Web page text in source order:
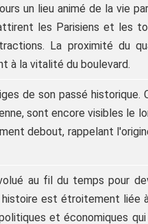
un lieu animé de la vie
les Parisiens et les
La proximité du
à la vitalité du boulevard.
de son passé historique.
sont encore visibles le
debout, rappelant
au fil du temps pour
histoire est étroitement liée
et économiques qui